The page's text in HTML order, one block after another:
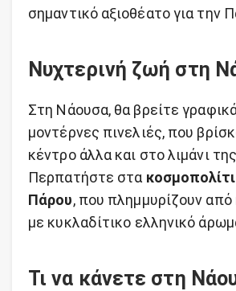
σημαντικό αξιοθέατο για την
Νυχτερινή ζωή στη
Στη Νάουσα, θα βρείτε
μοντέρνες πινελιές, που
κέντρο άλλα και στο λιμάνι
Περπατήστε στα
Πάρου, που πλημμυρίζουν
με κυκλαδίτικο ελληνικό
Τι να κάνετε στη